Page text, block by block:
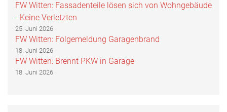
FW Witten: Fassadenteile lösen sich von Wohngebäude
- Keine Verletzten
25. Juni 2026
FW Witten: Folgemeldung Garagenbrand
18. Juni 2026
FW Witten: Brennt PKW in Garage
18. Juni 2026